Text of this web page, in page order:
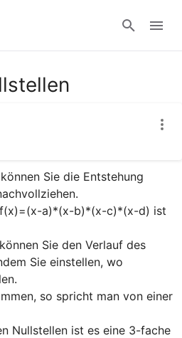
AnmeldenSie die Entstehung
f(x)=(x-a)*(x-b)*(x-c)*(x-d) ist
Sie den Verlauf des
Sie einstellen, wo
so spricht man von einer
Nullstellen ist es eine 3-fache